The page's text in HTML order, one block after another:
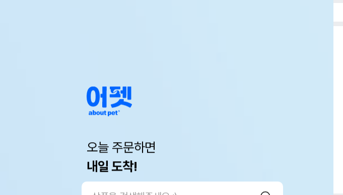
오늘 주문하면
내일 도착!